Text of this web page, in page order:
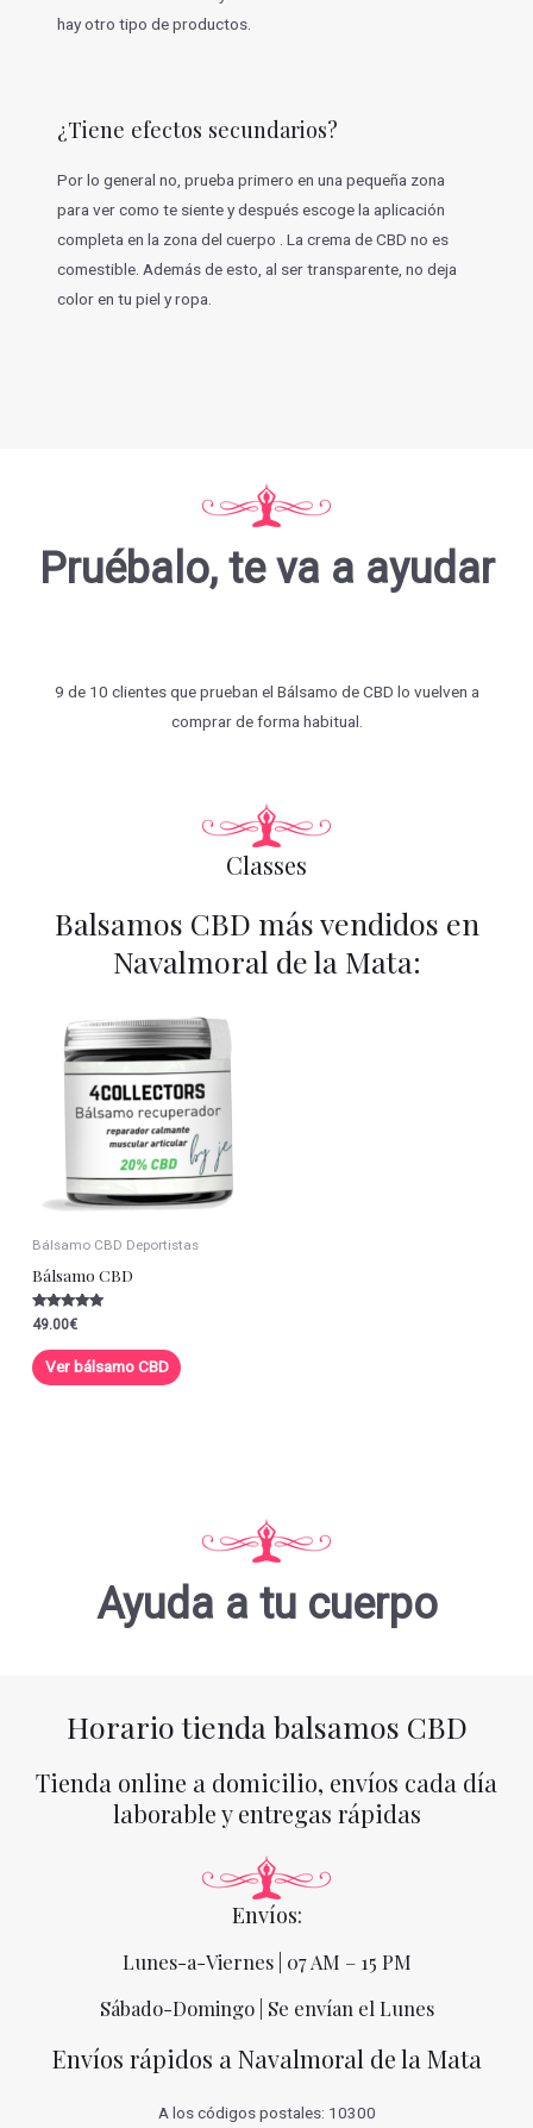
hay otro tipo de productos.
¿Tiene efectos secundarios?
Por lo general no, prueba primero en una pequeña zona
para ver como te siente y después escoge la aplicación
completa en la zona del cuerpo . La crema de CBD no es
comestible. Además de esto, al ser transparente, no deja
color en tu piel y ropa.
Pruébalo, te va a ayudar
9 de 10 clientes que prueban el Bálsamo de CBD lo vuelven a
comprar de forma habitual.
Classes
Balsamos CBD más vendidos en
Navalmoral de la Mata:
Bálsamo CBD Deportistas
Bálsamo CBD
Valorado con
5.00
de 5
49.00€
Ver bálsamo CBD
Ayuda a tu cuerpo
Horario tienda balsamos CBD
Tienda online a domicilio, envíos cada día
laborable y entregas rápidas
Envíos:
Lunes-a-Viernes | 07 AM – 15 PM
Sábado-Domingo | Se envían el Lunes
Envíos rápidos a Navalmoral de la Mata
A los códigos postales: 10300